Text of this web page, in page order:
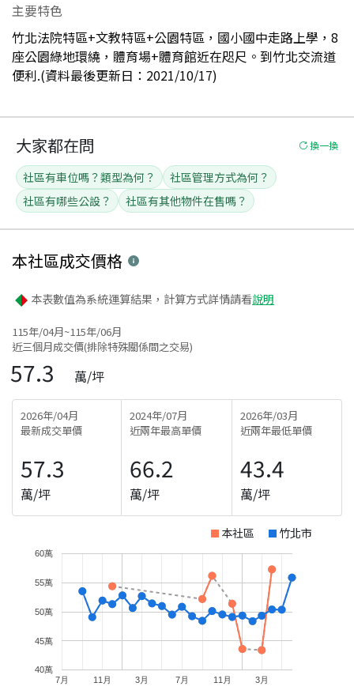
主要特色
竹北法院特區+文教特區+公園特區，國小國中走路上學，8
座公園綠地環繞，體育場+體育館近在咫尺。到竹北交流道
便利.(資料最後更新日：2021/10/17)
大家都在問 換一換
社區有車位嗎？類型為何？
社區管理方式為何？
社區有哪些公設？
社區有其他物件在售嗎？
本社區成交價格
本表數值為系統運算結果，計算方式詳情請看說明
115年/04月~115年/06月
近三個月成交價(排除特殊關係間之交易)
57.3 萬/坪
2026年/04月
最新成交單價
57.3
萬/坪
2024年/07月
近兩年最高單價
66.2
萬/坪
2026年/03月
近兩年最低單價
43.4
萬/坪
本社區 竹北市
7月 11月 3月 7月 11月 3月
40萬
45萬
50萬
55萬
60萬